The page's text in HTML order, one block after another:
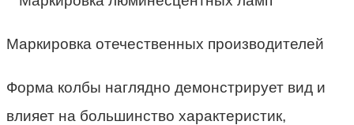
Маркировка отечественных производителей
Форма колбы наглядно демонстрирует вид и
влияет на большинство характеристик,